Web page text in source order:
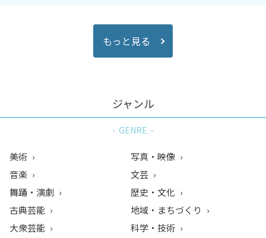
もっと見る
ジャンル
GENRE
美術
音楽
舞踊・演劇
古典芸能
大衆芸能
写真・映像
文芸
歴史・文化
地域・まちづくり
科学・技術